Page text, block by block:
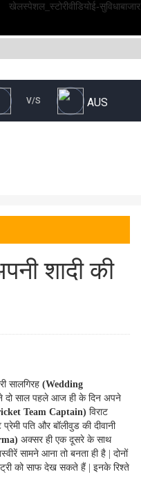
खेलस्पेशल_स्टोरीवीडियोई-सुविधाबाजार
शादी की
सालगिरह (Wedding
ने दो साल पहले आज ही के दिन अपने
Team Captain) विराट
पति और बॉलीवुड की दीवानी
अक्सर ही एक दूसरे के साथ
सामने आना तो बनता ही है | दोनों
को साफ देख सकते हैं | इनके रिश्ते